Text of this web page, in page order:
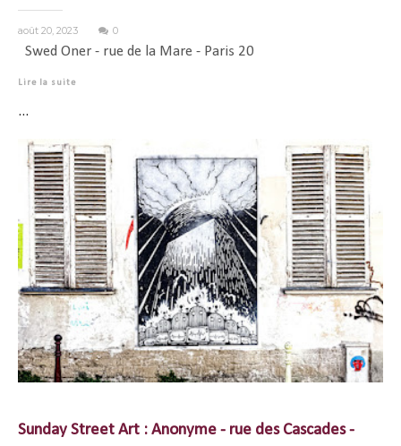
août 20, 2023 0
Swed Oner - rue de la Mare - Paris 20
Lire la suite
...
Sunday Street Art : Anonyme - rue des Cascades -